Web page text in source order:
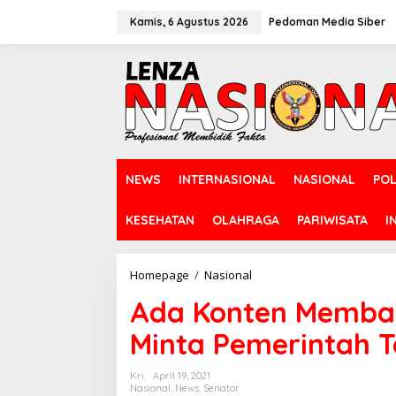
Kamis, 6 Agustus 2026 Pedoman Media Siber
NEWS INTERNASIONAL NASIONAL
KESEHATAN OLAHRAGA PARIWISATA
Homepage / Nasional
a
K
o
n
Ada Konten
Minta Pemerintah
Kri
April 19, 2021
Nasional, News, Senator